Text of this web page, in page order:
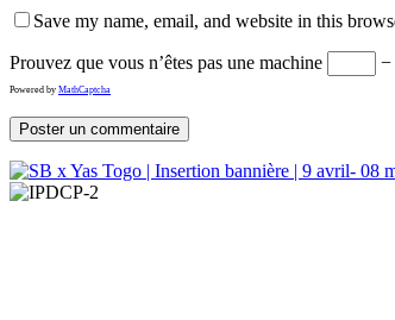
Save my name, email, and website in this
Prouvez que vous n’êtes pas une machine −
Powered by MathCaptcha